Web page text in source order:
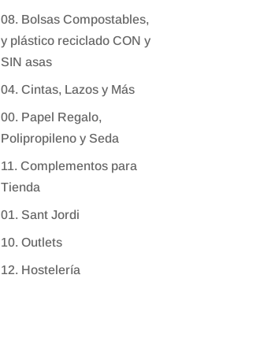
08. Bolsas Compostables,
y plástico reciclado CON y
SIN asas
04. Cintas, Lazos y Más
00. Papel Regalo,
Polipropileno y Seda
11. Complementos para
Tienda
01. Sant Jordi
10. Outlets
12. Hostelería